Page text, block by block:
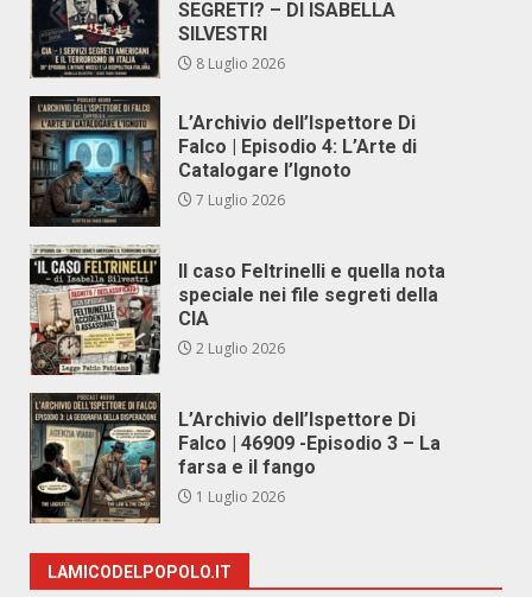
SEGRETI? – DI ISABELLA
SILVESTRI
8 Luglio 2026
L’Archivio dell’Ispettore Di
Falco | Episodio 4: L’Arte di
Catalogare l’Ignoto
7 Luglio 2026
Il caso Feltrinelli e quella nota
speciale nei file segreti della
CIA
2 Luglio 2026
L’Archivio dell’Ispettore Di
Falco | 46909 -Episodio 3 – La
farsa e il fango
1 Luglio 2026
LAMICODELPOPOLO.IT